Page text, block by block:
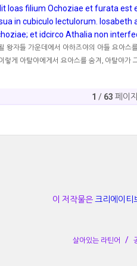
Ioas filium Ochoziae et furata
in cubiculo lectulorum.
et idcirco Athalia non
왕자들 가운데에서 아하즈야의 아들 요아
렇게 아탈야에게서 요아스를 숨겨, 아탈야가
1 / 63 페이지
이 저작물은크리에이티
살아있는 라틴어